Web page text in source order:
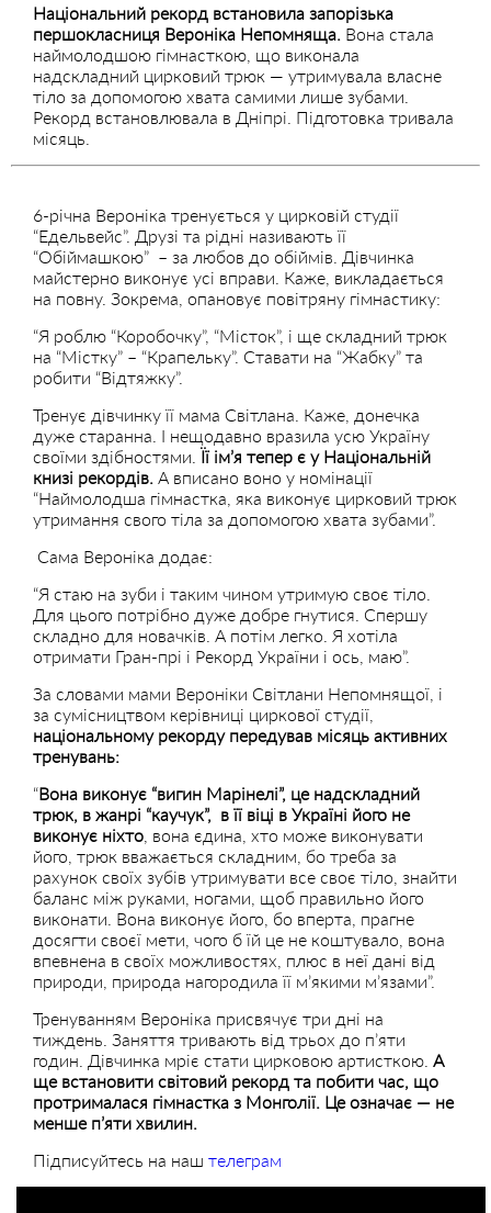
Національний рекорд встановила запорізька
першокласниця Вероніка Непомняща. Вона стала
наймолодшою гімнасткою, що виконала
надскладний цирковий трюк — утримувала власне
тіло за допомогою хвата самими лише зубами.
Рекорд встановлювала в Дніпрі. Підготовка тривала
місяць.
6-річна Вероніка тренується у цирковій студії
“Едельвейс”. Друзі та рідні називають її
“Обіймашкою” – за любов до обіймів. Дівчинка
майстерно виконує усі вправи. Каже, викладається
на повну. Зокрема, опановує повітряну гімнастику:
“Я роблю “Коробочку”, “Місток”, і ще складний трюк
на “Містку” – “Крапельку”. Ставати на “Жабку” та
робити “Відтяжку”.
Тренує дівчинку її мама Світлана. Каже, донечка
дуже старанна. І нещодавно вразила усю Україну
своїми здібностями. Її імʼя тепер є у Національній
книзі рекордів. А вписано воно у номінації
“Наймолодша гімнастка, яка виконує цирковий трюк
утримання свого тіла за допомогою хвата зубами”.
Сама Вероніка додає:
“Я стаю на зуби і таким чином утримую своє тіло.
Для цього потрібно дуже добре гнутися. Спершу
складно для новачків. А потім легко. Я хотіла
отримати Гран-прі і Рекорд України і ось, маю”.
За словами мами Вероніки Світлани Непомнящої, і
за сумісництвом керівниці циркової студії,
національному рекорду передував місяць активних
тренувань:
“Вона виконує “вигин Марінелі”, це надскладний
трюк, в жанрі “каучук”, в її віці в Україні його не
виконує ніхто , вона єдина, хто може виконувати
його, трюк вважається складним, бо треба за
рахунок своїх зубів утримувати все своє тіло, знайти
баланс між руками, ногами, щоб правильно його
виконати. Вона виконує його, бо вперта, прагне
досягти своєї мети, чого б їй це не коштувало, вона
впевнена в своїх можливостях, плюс в неї дані від
природи, природа нагородила її м’якими м’язами”.
Тренуванням Вероніка присвячує три дні на
тиждень. Заняття тривають від трьох до п’яти
годин. Дівчинка мріє стати цирковою артисткою. А
ще встановити світовий рекорд та побити час, що
протрималася гімнастка з Монголії. Це означає — не
менше п’яти хвилин.
Підписуйтесь на наш телеграм